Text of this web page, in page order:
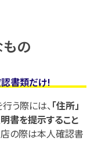
の
書類だけ!
う際には、 「住所」
明書を提示すること
の際は本人確認書